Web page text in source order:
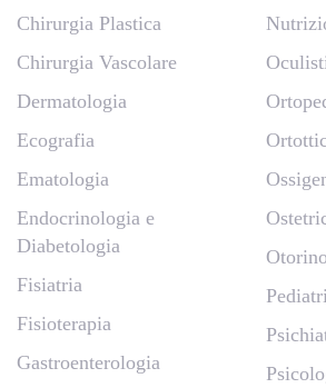
Chirurgia Plastica
Chirurgia Vascolare
Dermatologia
Ecografia
Ematologia
Endocrinologia e
Diabetologia
Fisiatria
Fisioterapia
Gastroenterologia